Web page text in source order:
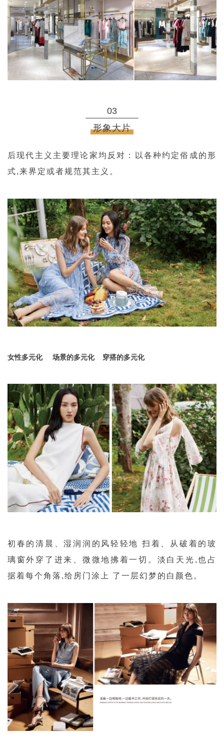
03
形象大片
后现代主义主要理论家均反对：
以各种约定俗成的形
式,来界定或者规范其主义。
女性多元化 场景的多元化 穿搭的多元化
初春的清晨、湿润润的风轻轻地 扫着、
从破着的玻
璃窗外穿了进来、 微微地拂着一切。 淡白天光,也占
据着每个角落,给房门涂上 了一层幻梦的白颜色。